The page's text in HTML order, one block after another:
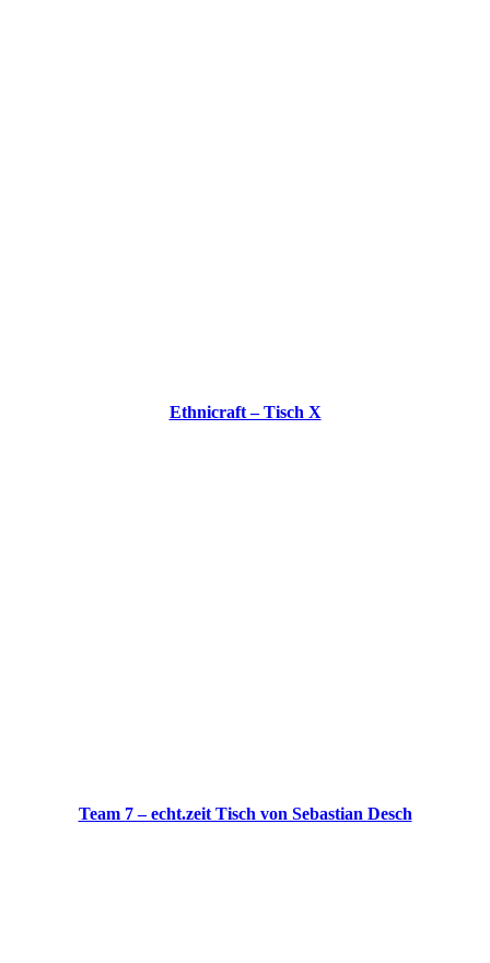
Ethnicraft – Tisch X
Team 7 – echt.zeit Tisch von Sebastian Desch